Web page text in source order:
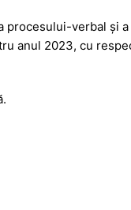
procesului-verbal și
anul 2023, cu